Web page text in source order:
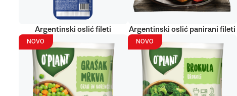
Argentinski oslić fileti Argentinski oslić panirani fileti
NOVO NOVO